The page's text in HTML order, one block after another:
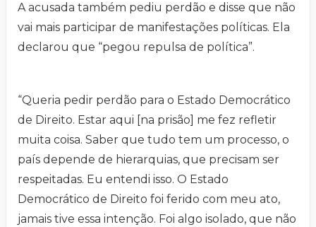
A acusada também pediu perdão e disse que não
vai mais participar de manifestações políticas. Ela
declarou que “pegou repulsa de política”.
“Queria pedir perdão para o Estado Democrático
de Direito. Estar aqui [na prisão] me fez refletir
muita coisa. Saber que tudo tem um processo, o
país depende de hierarquias, que precisam ser
respeitadas. Eu entendi isso. O Estado
Democrático de Direito foi ferido com meu ato,
jamais tive essa intenção. Foi algo isolado, que não